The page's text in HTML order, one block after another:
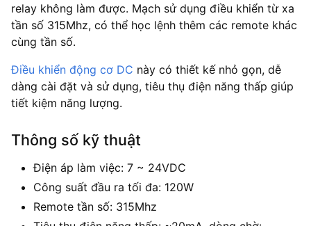
relay không làm được. Mạch sử dụng điều khiển từ xa
tần số 315Mhz, có thể học lệnh thêm các remote khác
cùng tần số.
Điều khiển động cơ DC này có thiết kế nhỏ gọn, dễ
dàng cài đặt và sử dụng, tiêu thụ điện năng thấp giúp
tiết kiệm năng lượng.
Thông số kỹ thuật
Điện áp làm việc: 7 ~ 24VDC
Công suất đầu ra tối đa: 120W
Remote tần số: 315Mhz